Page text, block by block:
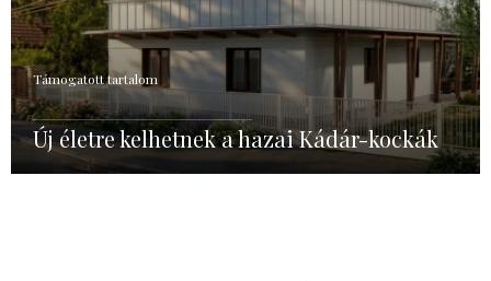
Támogatott tartalom
Új életre kelhetnek a hazai Kádár-kockák